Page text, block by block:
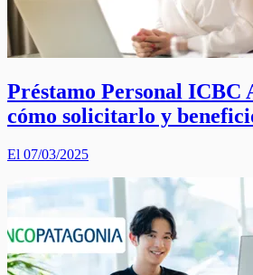
Préstamo Personal ICBC
cómo solicitarlo y
El 07/03/2025